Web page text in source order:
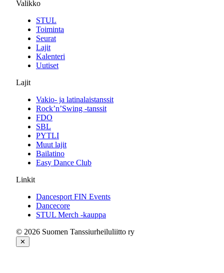
Valikko
STUL
Toiminta
Seurat
Lajit
Kalenteri
Uutiset
Lajit
Vakio- ja latinalaistanssit
Rock’n’Swing -tanssit
FDO
SBL
PYTLI
Muut lajit
Bailatino
Easy Dance Club
Linkit
Dancesport FIN Events
Dancecore
STUL Merch -kauppa
© 2026 Suomen Tanssiurheiluliitto ry
✕